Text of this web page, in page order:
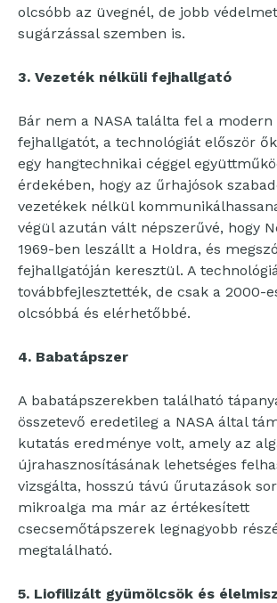
olcsóbb az üvegnél, de jobb
sugárzással szemben is.
3. Vezeték nélküli fejhallgató
Bár nem a NASA találta fel a
fejhallgatót, a technológiát először
egy hangtechnikai céggel
érdekében, hogy az űrhajósok
vezetékek nélkül
végül azután vált népszerűvé, hogy
1969-ben leszállt a Holdra, és
fejhallgatóján keresztül. A
továbbfejlesztették, de csak a 2000-
olcsóbbá és elérhetőbbé.
4. Babatápszer
A babatápszerekben található
összetevő eredetileg a NASA által
kutatás eredménye volt, amely az
újrahasznosításának lehetséges
vizsgálta, hosszú távú űrutazások
mikroalga ma már az értékesített
csecsemőtápszerek legnagyobb
megtalálható.
5. Liofilizált gyümölcsök és